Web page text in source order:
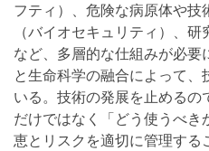
フティ）、危険な病原体や技
（バイオセキュリティ）、
など、多層的な仕組みが必
と生命科学の融合によって
いる。技術の発展を止めるの
だけではなく「どう使うべ
恵とリスクを適切に管理する